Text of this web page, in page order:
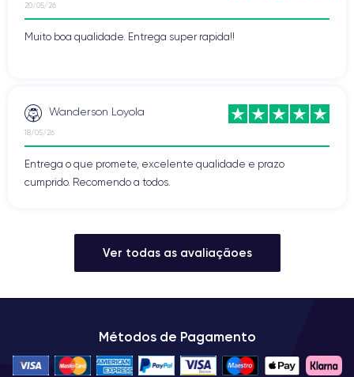
20/05/26
Muito boa qualidade. Entrega super rapida!!
Wanderson Loyola
18/05/26
Entrega o que promete, excelente qualidade e prazo
cumprido. Recomendo a todos.
Ver todas as avaliaçãoes
Métodos de Pagamento